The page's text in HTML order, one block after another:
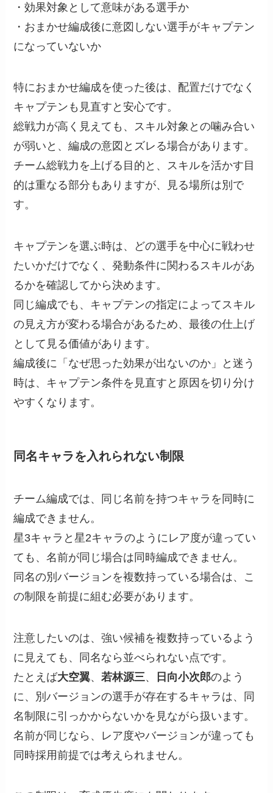
・効果対象として意味がある選手か
・おまかせ編成後に意図しない選手がキャプテン
になっていないか
特におまかせ編成を使った後は、配置だけでなく
キャプテンも見直すと安心です。
総戦力が高く見えても、スキル対象との噛み合い
が弱いと、編成の意図とズレる場合があります。
チーム総戦力を上げる目的と、スキルを活かす目
的は重なる部分もありますが、見る場所は別で
す。
キャプテンを選ぶ時は、どの選手を中心に戦わせ
たいかだけでなく、発動条件に関わるスキルがあ
るかを確認してから決めます。
同じ編成でも、キャプテンの指定によってスキル
の見え方が変わる場合があるため、最後の仕上げ
として見る価値があります。
編成後に「なぜ思った効果が出ないのか」と迷う
時は、キャプテン条件を見直すと原因を切り分け
やすくなります。
同名キャラを入れられない制限
チーム編成では、同じ名前を持つキャラを同時に
編成できません。
星3キャラと星2キャラのようにレア度が違ってい
ても、名前が同じ場合は同時編成できません。
同名の別バージョンを複数持っている場合は、こ
の制限を前提に組む必要があります。
注意したいのは、強い候補を複数持っているよう
に見えても、同名なら並べられない点です。
たとえば大空翼、若林源三、 日向小次郎のよう
に、別バージョンの選手が存在するキャラは、同
名制限に引っかからないかを見ながら扱います。
名前が同じなら、レア度やバージョンが違っても
同時採用前提では考えられません。